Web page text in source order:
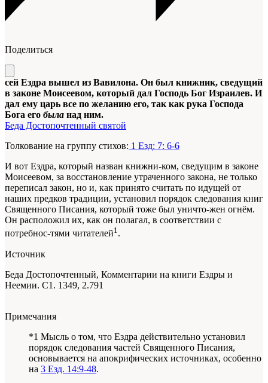
Поделиться
сей Ездра вышел из Вавилона. Он был книжник, сведущий
в законе Моисеевом, который дал Господь Бог Израилев. И
дал ему царь все по желанию его, так как рука Господа
Бога его была над ним.
Беда Достопочтенный святой
Толкование на группу стихов: 1 Езд: 7: 6-6
И вот Ездра, который назван книжни-ком, сведущим в законе
Моисеевом, за восстановление утраченного закона, не только
переписал закон, но и, как принято считать по идущей от
наших предков традиции, установил порядок следования книг
Священного Писания, который тоже был уничто-жен огнём.
Он расположил их, как он полагал, в соответствии с
потребнос-тями читателей1.
Источник
Беда Достопочтенный, Комментарии на книги Ездры и
Неемии. С1. 1349, 2.791
Примечания
*1 Мысль о том, что Ездра действительно установил
порядок следования частей Священного Писания,
основывается на апокрифических источниках, особенно
на 3 Езд. 14:9-48.